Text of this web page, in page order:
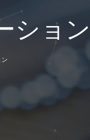
ション